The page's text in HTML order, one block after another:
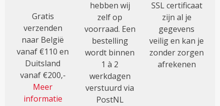
Gratis
verzenden
naar België
vanaf €110 en
Duitsland
vanaf €200,-
Meer
informatie
hebben wij
zelf op
voorraad. Een
bestelling
wordt binnen
1 à 2
werkdagen
verstuurd via
PostNL
SSL certificaat
zijn al je
gegevens
veilig en kan je
zonder zorgen
afrekenen